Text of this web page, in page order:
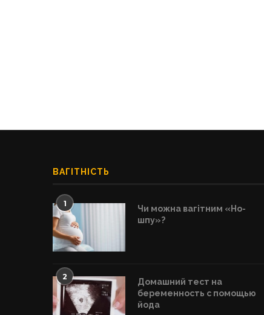
ВАГІТНІСТЬ
1
Чи можна вагітним «Но-
шпу»?
2
Домашний тест на
беременность с помощью
йода